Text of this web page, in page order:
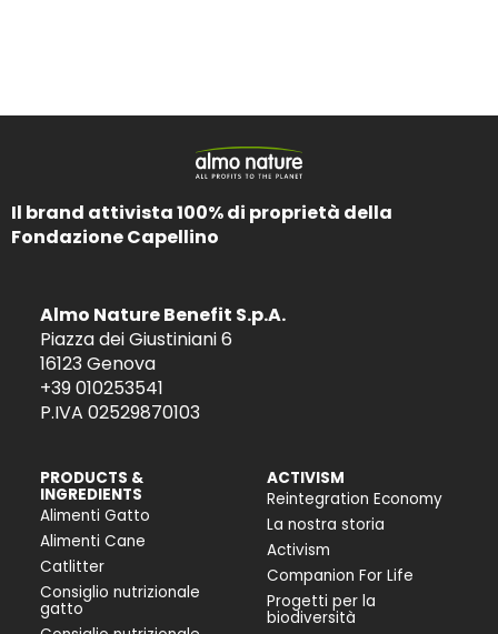
Il brand attivista 100% di proprietà della
Fondazione Capellino
Almo Nature Benefit S.p.A.
Piazza dei Giustiniani 6
16123 Genova
+39 010253541
P.IVA 02529870103
PRODUCTS &
INGREDIENTS
Alimenti Gatto
Alimenti Cane
Catlitter
Consiglio nutrizionale
gatto
ACTIVISM
Reintegration Economy
La nostra storia
Activism
Companion For Life
Progetti per la
biodiversità